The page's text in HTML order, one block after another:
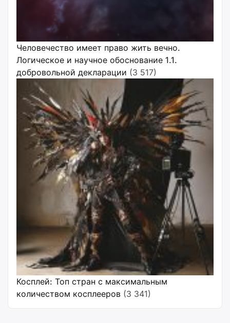
Человечество имеет право жить вечно.
Логическое и научное обоснование 1.1.
добровольной декларации (3 517)
Косплей: Топ стран с максимальным
количеством косплееров (3 341)